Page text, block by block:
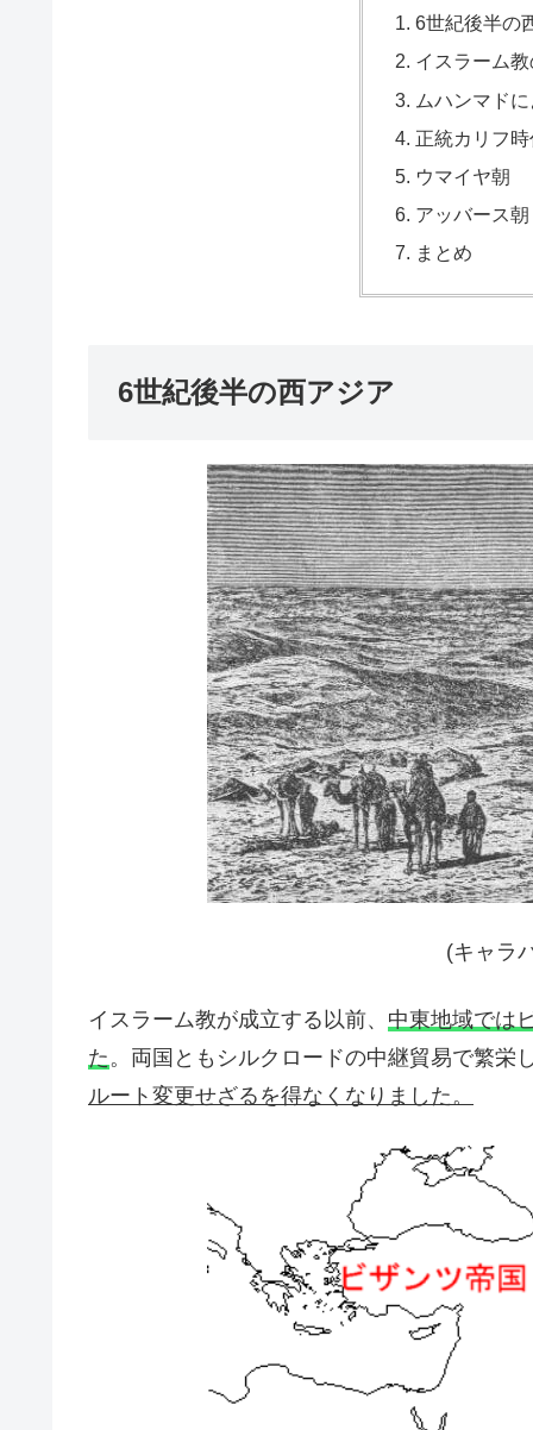
6世紀後半の
イスラーム
ムハンマド
正統カリフ
ウマイヤ朝
アッバース朝
まとめ
6世紀後半の西アジア
(キャラ
イスラーム教が成立する以前、 中東地域では
た。両国ともシルクロードの中継貿易で繁栄
ルート変更せざるを得なくなりました。